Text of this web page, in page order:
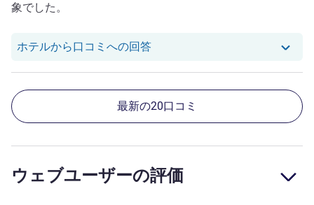
象でした。
ホテルから口コミへの回答null さんのレビューへのホテル
最新の20口コミ
ウェブユーザーの評価